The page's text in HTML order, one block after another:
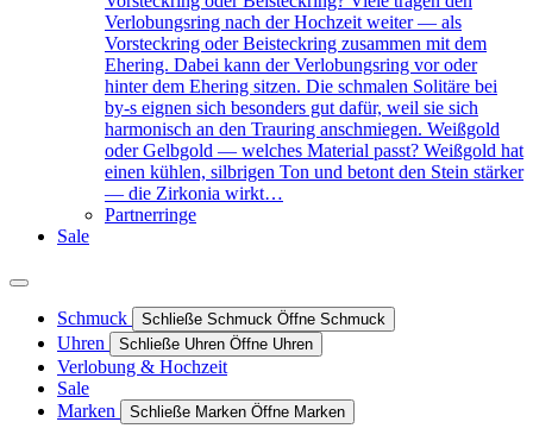
Verlobungsring nach der Hochzeit weiter — als
Vorsteckring oder Beisteckring zusammen mit dem
Ehering. Dabei kann der Verlobungsring vor oder
hinter dem Ehering sitzen. Die schmalen Solitäre bei
by-s eignen sich besonders gut dafür, weil sie sich
harmonisch an den Trauring anschmiegen. Weißgold
oder Gelbgold — welches Material passt? Weißgold hat
einen kühlen, silbrigen Ton und betont den Stein stärker
— die Zirkonia wirkt…
Partnerringe
Sale
Schmuck Schließe Schmuck Öffne Schmuck
Uhren Schließe Uhren Öffne Uhren
Verlobung & Hochzeit
Sale
Marken
Schließe Marken Öffne Marken